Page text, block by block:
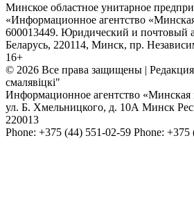
Минское областное унитарное
«Информационное агентство
600013449. Юридический и почтовый
Беларусь, 220114, Минск, пр.
16+
© 2026 Все права защищены |
смалявiцкi"
Информационное агентство «Минская
ул. Б. Хмельницкого, д. 10А Минск
220013
Phone: +375 (44) 551-02-59 Phone: +375